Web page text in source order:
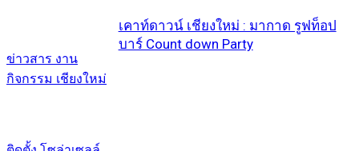
ข่าวสาร งาน
กิจกรรม เชียงใหม่
เคาท์ดาวน์ เชียงใหม่ : มากาด รูฟท็อป
บาร์ Count down Party